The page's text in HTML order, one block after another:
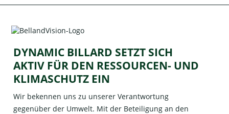
DYNAMIC BILLARD SETZT SICH
AKTIV FÜR DEN RESSOURCEN- UND
KLIMASCHUTZ EIN
Wir bekennen uns zu unserer Verantwortung
gegenüber der Umwelt. Mit der Beteiligung an den